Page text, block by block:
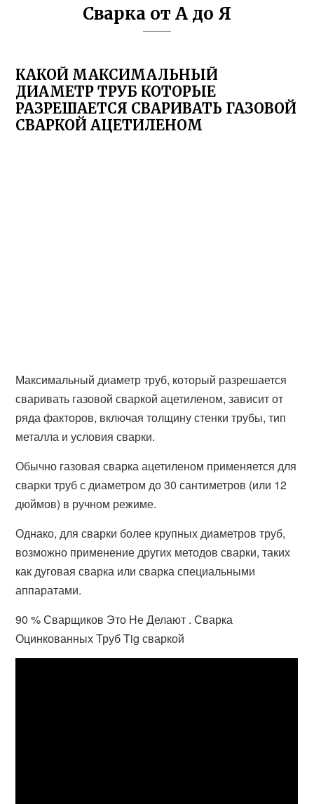
Сварка от А до Я
КАКОЙ МАКСИМАЛЬНЫЙ
ДИАМЕТР ТРУБ КОТОРЫЕ
РАЗРЕШАЕТСЯ СВАРИВАТЬ ГАЗОВОЙ
СВАРКОЙ АЦЕТИЛЕНОМ
Максимальный диаметр труб, который разрешается
сваривать газовой сваркой ацетиленом, зависит от
ряда факторов, включая толщину стенки трубы, тип
металла и условия сварки.
Обычно газовая сварка ацетиленом применяется для
сварки труб с диаметром до 30 сантиметров (или 12
дюймов) в ручном режиме.
Однако, для сварки более крупных диаметров труб,
возможно применение других методов сварки, таких
как дуговая сварка или сварка специальными
аппаратами.
90 % Сварщиков Это Не Делают . Сварка
Оцинкованных Труб Tig сваркой